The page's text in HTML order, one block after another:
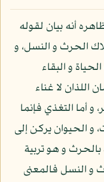
أنه بيان لقوله
الحرث و النسل، و
و البقاء
اللذان لا غناء
و أما التغذي فإنما
و الحيوان يركن إلى
و هو تربية
و النسل فالمعنى